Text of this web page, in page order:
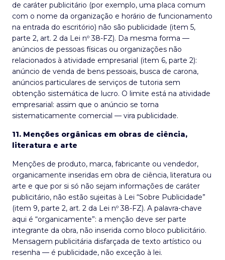
de caráter publicitário (por exemplo, uma placa comum
com o nome da organização e horário de funcionamento
na entrada do escritório) não são publicidade (item 5,
parte 2, art. 2 da Lei nº 38-FZ). Da mesma forma —
anúncios de pessoas físicas ou organizações não
relacionados à atividade empresarial (item 6, parte 2):
anúncio de venda de bens pessoais, busca de carona,
anúncios particulares de serviços de tutoria sem
obtenção sistemática de lucro. O limite está na atividade
empresarial: assim que o anúncio se torna
sistematicamente comercial — vira publicidade.
11. Menções orgânicas em obras de ciência,
literatura e arte
Menções de produto, marca, fabricante ou vendedor,
organicamente inseridas em obra de ciência, literatura ou
arte e que por si só não sejam informações de caráter
publicitário, não estão sujeitas à Lei “Sobre Publicidade”
(item 9, parte 2, art. 2 da Lei nº 38-FZ). A palavra-chave
aqui é “organicamente”: a menção deve ser parte
integrante da obra, não inserida como bloco publicitário.
Mensagem publicitária disfarçada de texto artístico ou
resenha — é publicidade, não exceção à lei.